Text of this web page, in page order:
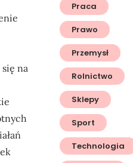
na
Praca
Prawo
Przemysł
Rolnictwo
Sklepy
Sport
Technologia